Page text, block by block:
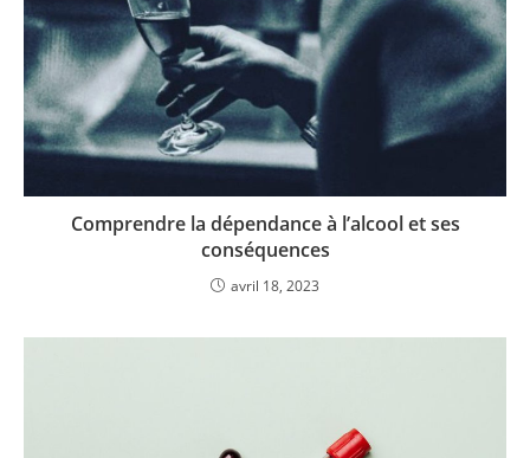
Comprendre la dépendance à l’alcool et ses
conséquences
avril 18, 2023